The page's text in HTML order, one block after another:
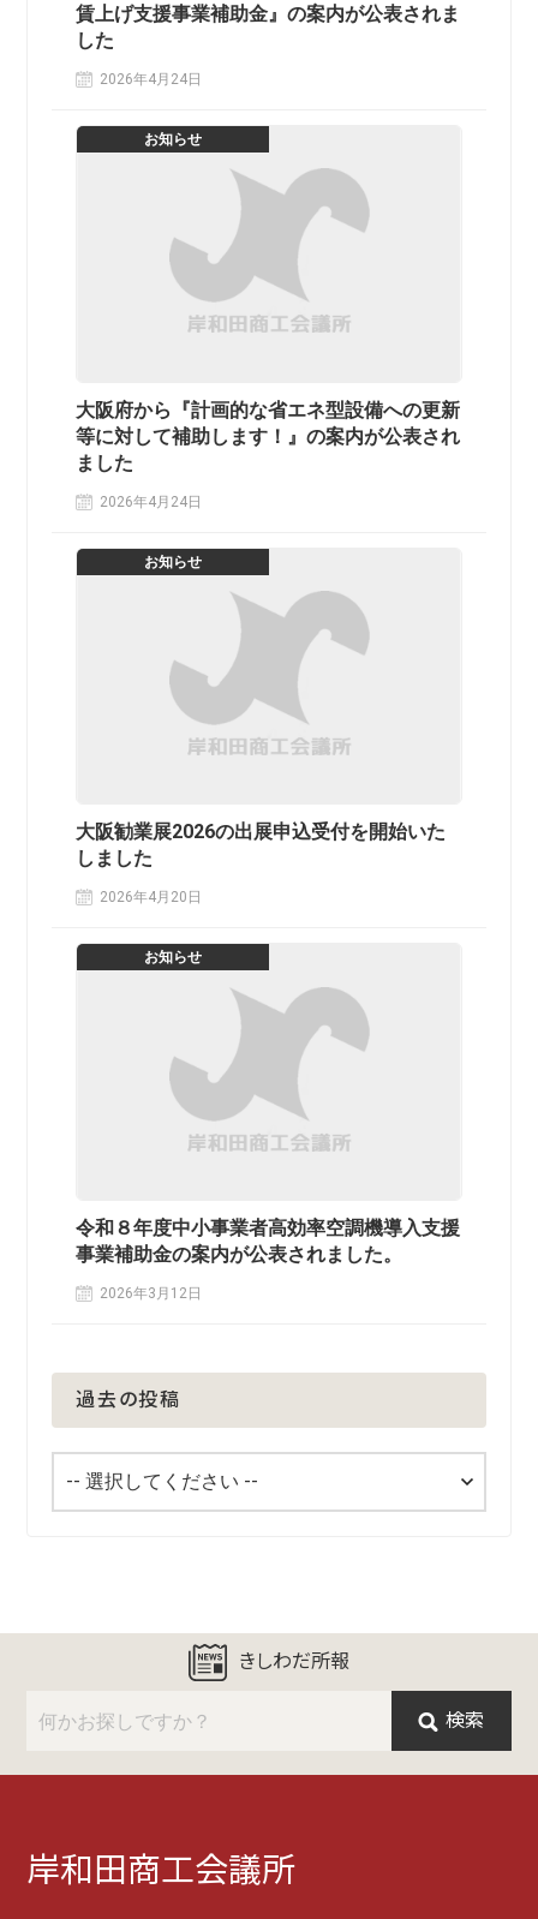
賃上げ支援事業補助金』の案内が公表されま
した
2026年4月24日
お知らせ
大阪府から『計画的な省エネ型設備への更新
等に対して補助します！』の案内が公表され
ました
2026年4月24日
お知らせ
大阪勧業展2026の出展申込受付を開始いた
しました
2026年4月20日
お知らせ
令和８年度中小事業者高効率空調機導入支援
事業補助金の案内が公表されました。
2026年3月12日
過去の投稿
きしわだ所報
検索
岸和田商工会議所